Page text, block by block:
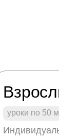
уроки по 50